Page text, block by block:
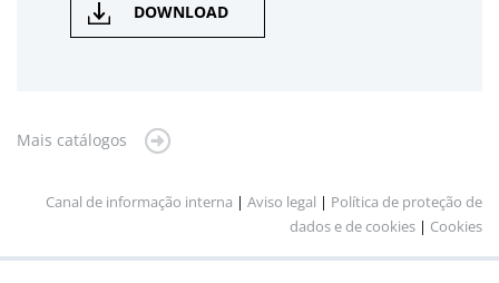
DOWNLOAD
Mais catálogos
Canal de informação interna | Aviso legal | Política de proteção de
dados e de cookies | Cookies